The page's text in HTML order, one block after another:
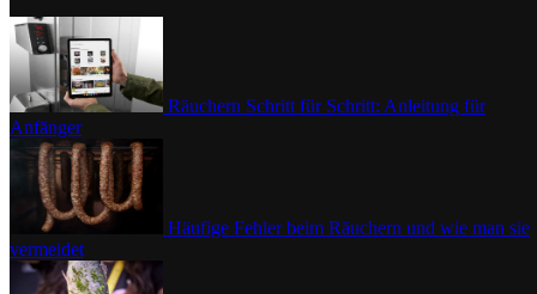
Räuchern Schritt für Schritt: Anleitung für
Anfänger
Häufige Fehler beim Räuchern und wie man sie
vermeidet